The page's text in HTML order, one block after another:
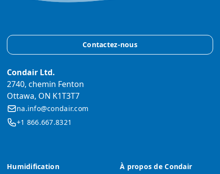
Humidification À propos de Condair
Contactez-nous
Condair Ltd.
2740, chemin Fenton
Ottawa, ON K1T3T7
na.info@condair.com
+1 866.667.8321